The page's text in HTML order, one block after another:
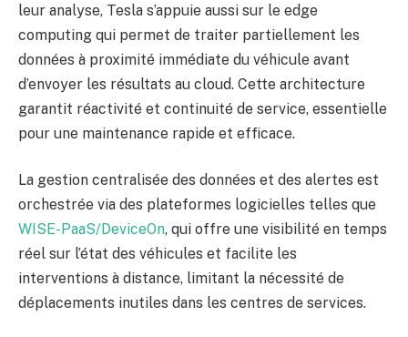
leur analyse, Tesla s’appuie aussi sur le edge
computing qui permet de traiter partiellement les
données à proximité immédiate du véhicule avant
d’envoyer les résultats au cloud. Cette architecture
garantit réactivité et continuité de service, essentielle
pour une maintenance rapide et efficace.
La gestion centralisée des données et des alertes est
orchestrée via des plateformes logicielles telles que
WISE-PaaS/DeviceOn, qui offre une visibilité en temps
réel sur l’état des véhicules et facilite les
interventions à distance, limitant la nécessité de
déplacements inutiles dans les centres de services.